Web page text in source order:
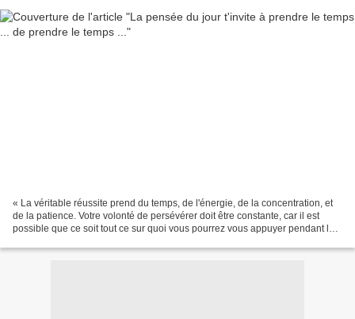
« La véritable réussite prend du temps, de l'énergie, de la concentration, et
de la patience. Votre volonté de persévérer doit être constante, car il est
possible que ce soit tout ce sur quoi vous pourrez vous appuyer pendant les